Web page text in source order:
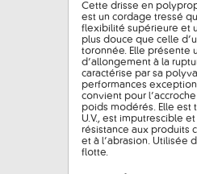
Cette drisse en
est un cordage tressé
flexibilité supérieure et
plus douce que celle
toronnée. Elle présente
d’allongement à la
caractérise par sa
performances
convient pour
poids modérés. Elle est
U.V., est imputrescible
résistance aux produits
et à l’abrasion. Utilisée
flotte.